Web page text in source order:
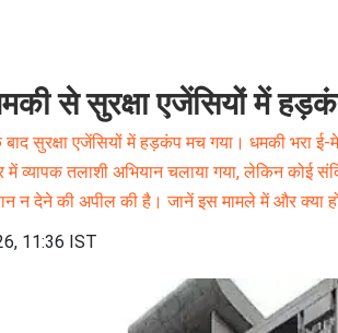
से सुरक्षा एजेंसियों में
सुरक्षा एजेंसियों में हड़कंप मच गया। धमकी भरा
व्यापक तलाशी अभियान चलाया गया, लेकिन कोई
न देने की अपील की है। जानें इस मामले में और क्या
11:36 IST